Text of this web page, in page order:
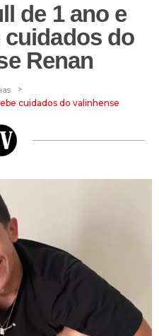
de 1 ano e
cuidados do
Renan
>
cuidados do valinhense